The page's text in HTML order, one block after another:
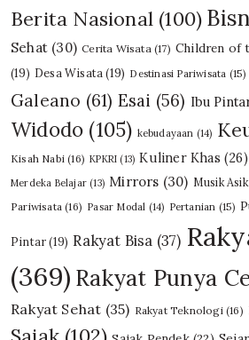
Berita Nasional (100)
Sehat (30) Cerita Wisata(17) Children of
(19) Desa Wisata(19) Destinasi Pariwisata (15)
Galeano (61) Esai (56) Ibu
Widodo (105) kebudayaan (14)
Kisah Nabi (16) KPKRI (13) Kuliner Khas (26)
Merdeka Belajar (13) Mirrors (30) Musik Asik
Pariwisata (16) Pasar Modal (14) Pertanian (15)
Pintar(19) Rakyat Bisa (37)
(369) Rakyat Punya
Rakyat Sehat (35) Rakyat Teknologi(16)